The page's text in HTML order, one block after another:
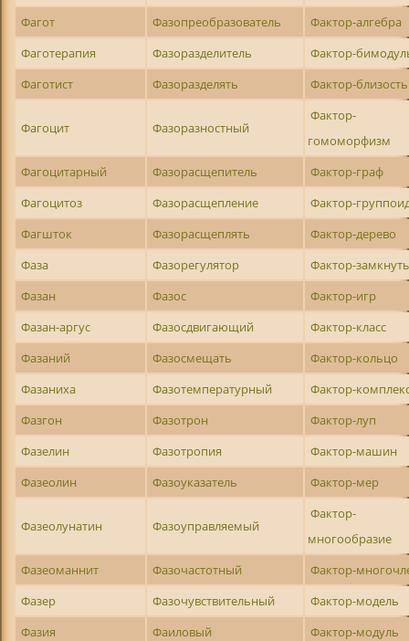
Фагот
Фазопреобразователь
Фактор-алгебра
Фаготерапия
Фазоразделитель
Фактор-
Фаготист
Фазоразделять Фактор-близость
Фагоцит Фазоразностный
Фактор-
гомоморфизм
Фагоцитарный
Фазорасщепитель
Фактор-граф
Фагоцитоз
Фазорасщепление
Фактор-
Фагшток
Фазорасщеплять
Фактор-дерево
Фаза
Фазорегулятор
Фактор-
Фазан
Фазос
Фактор-игр
Фазан-аргус
Фазосдвигающий
Фактор-класс
Фазаний
Фазосмещать
Фактор-кольцо
Фазаниха
Фазотемпературный
Фактор-
Фазгон
Фазотрон
Фактор-луп
Фазелин
Фазотропия
Фактор-машин
Фазеолин
Фазоуказатель Фактор-мер
Фазеолунатин Фазоуправляемый
Фактор-
многообразие
Фазеоманнит
Фазочастотный
Фактор-
Фазер
Фазочувствительный
Фактор-модель
Фазия
Фаиловый
Фактор-модуль